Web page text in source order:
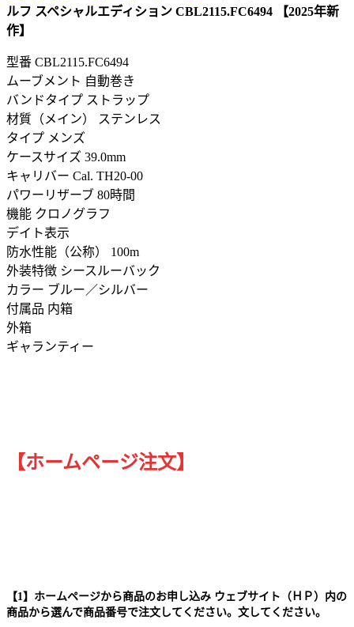
ルフ スペシャルエディション CBL2115.FC6494 【2025年新
作】
型番 CBL2115.FC6494
ムーブメント 自動巻き
バンドタイプ ストラップ
材質（メイン） ステンレス
タイプ メンズ
ケースサイズ 39.0mm
キャリバー Cal. TH20-00
パワーリザーブ 80時間
機能 クロノグラフ
デイト表示
防水性能（公称） 100m
外装特徴 シースルーバック
カラー ブルー／シルバー
付属品 内箱
外箱
ギャランティー
【ホームページ注文】
【1】ホームページから商品のお申し込み ウェブサイト（ＨＰ）内の
商品から選んで商品番号で注文してください。文してください。